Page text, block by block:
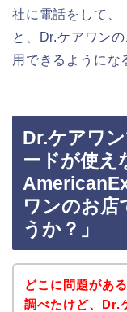
社に電話をして、
と、Dr.ケアワン
用できるようにな
Dr.ケアワ
ードが使え
ワンのお店
うか？」
どこに問題があ
調べたけど、Dr.